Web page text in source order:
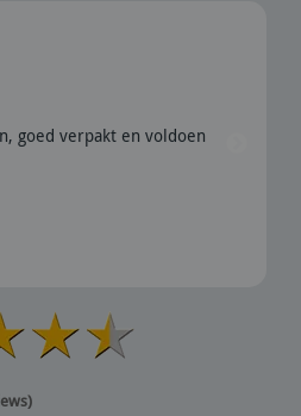
goed verpakt en voldoen